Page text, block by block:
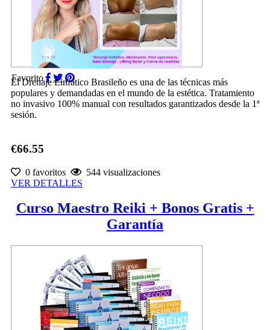
Favorito
El Drenaje Linfático Brasileño es una de las técnicas más
populares y demandadas en el mundo de la estética. Tratamiento
no invasivo 100% manual con resultados garantizados desde la 1ª
sesión.
€66.55
0 favoritos
544 visualizaciones
VER DETALLES
Curso Maestro Reiki + Bonos Gratis +
Garantía